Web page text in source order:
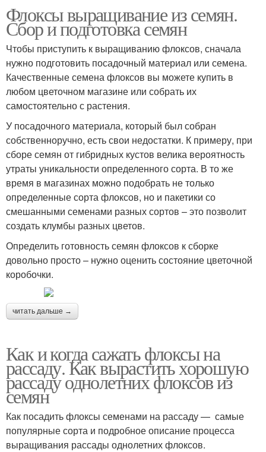
Флоксы выращивание из семян.
Сбор и подготовка семян
Чтобы приступить к выращиванию флоксов, сначала
нужно подготовить посадочный материал или семена.
Качественные семена флоксов вы можете купить в
любом цветочном магазине или собрать их
самостоятельно с растения.
У посадочного материала, который был собран
собственноручно, есть свои недостатки. К примеру, при
сборе семян от гибридных кустов велика вероятность
утраты уникальности определенного сорта. В то же
время в магазинах можно подобрать не только
определенные сорта флоксов, но и пакетики со
смешанными семенами разных сортов – это позволит
создать клумбы разных цветов.
Определить готовность семян флоксов к сборке
довольно просто – нужно оценить состояние цветочной
коробочки.
читать дальше →
Как и когда сажать флоксы на
рассаду. Как вырастить хорошую
рассаду однолетних флоксов из
семян
Как посадить флоксы семенами на рассаду — самые
популярные сорта и подробное описание процесса
выращивания рассады однолетних флоксов.